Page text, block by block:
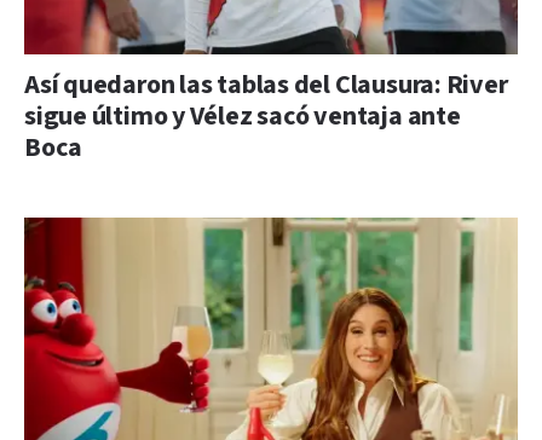
Así quedaron las tablas del Clausura: River
sigue último y Vélez sacó ventaja ante
Boca